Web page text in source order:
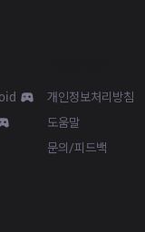
개인정보처리방침
도움말
문의/피드백